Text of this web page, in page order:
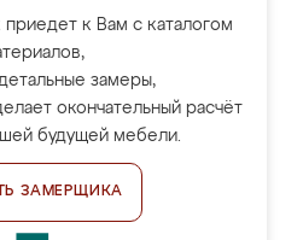
к Вам с каталогом
замеры,
окончательный расчёт
будущей мебели.
ЗАМЕРЩИКА